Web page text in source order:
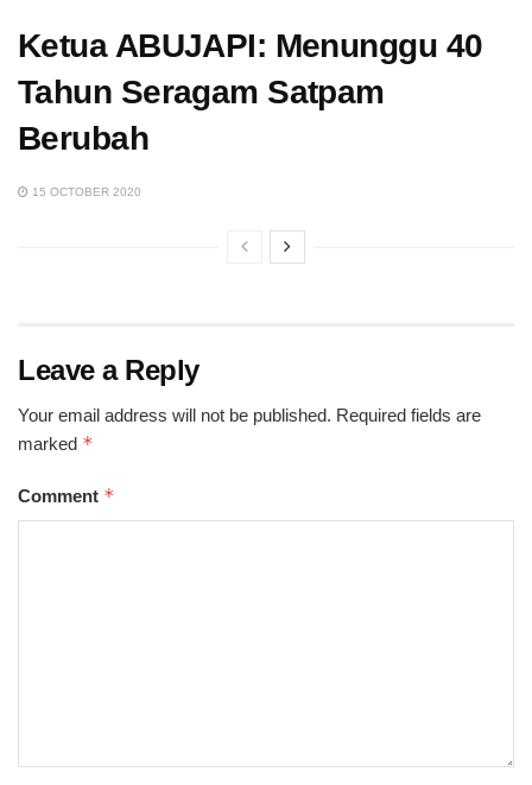
Ketua ABUJAPI: Menunggu 40
Tahun Seragam Satpam
Berubah
15 OCTOBER 2020
Leave a Reply
Your email address will not be published. Required fields are
marked *
Comment *